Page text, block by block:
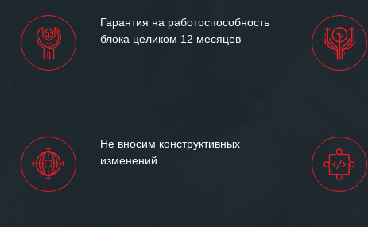
успеха и процветания.Гарантия на работоспособность
блока целиком 12 месяцев
Не вносим конструктивных
изменений